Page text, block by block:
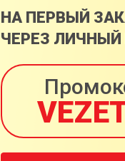
НА ПЕРВЫЙ
ЧЕРЕЗ ЛИЧНЫЙ